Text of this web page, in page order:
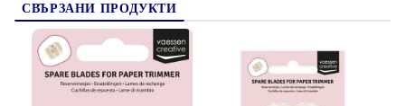
СВЪРЗАНИ ПРОДУКТИ